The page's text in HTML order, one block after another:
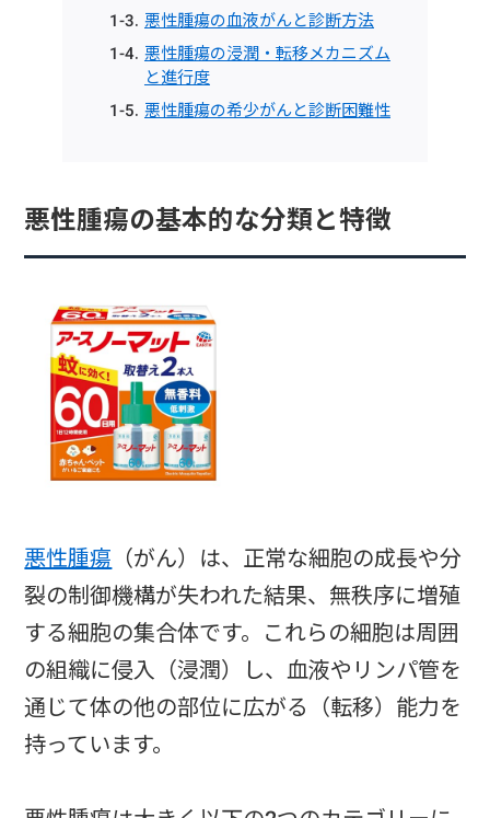
悪性腫瘍の血液がんと診断方法
悪性腫瘍の浸潤・転移メカニズム
と進行度
悪性腫瘍の希少がんと診断困難性
悪性腫瘍の基本的な分類と特徴
悪性腫瘍 （がん）は、正常な細胞の成長や分
裂の制御機構が失われた結果、無秩序に増殖
する細胞の集合体です。これらの細胞は周囲
の組織に侵入（浸潤）し、血液やリンパ管を
通じて体の他の部位に広がる（転移）能力を
持っています。